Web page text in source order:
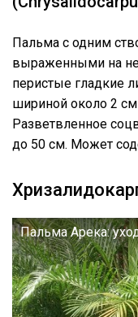
Пальма с одним
выраженными на
перистые гладкие
шириной около 2
Разветвленное
до 50 см. Может
Пальма Арека: